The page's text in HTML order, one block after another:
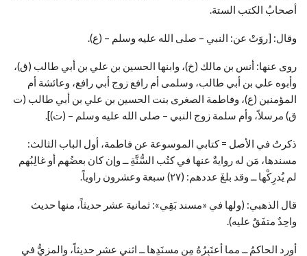
أصحابُ الكتب الستة.
وقال: [روَتْ عن: النبي – صلى الله عليه وسلم – (ع).
روى عنها: أنس بن مالك (خ)، وابنها الحسين بن علي بن أبي طالب (ق)،
وأبوه علي بن أبي طالب، وسلمى أم رافع زوج أبي رافع، وعائشة أم
المؤمنين (ع)، وفاطمة الصغرى بنت الحسين بن علي بن أبي طالب (ت
ق) مرسلاً، وأم سلمة زوج النبي – صلى الله عليه وسلم – (ت)].
ذكرتُ في الأصل = كتابي الموسوعة عن فاطمة، أول الباب الثالث:
مسندها، مَن له روايةٌ عنها في كتُب السُّنَّةِ ــ وإن كان بعضُهم أو غالِبُهم
لم يُدرِكْها ــ وقد بلغَ عددهم: (٢٧) سبعة وعشرون راوياً.
قال الذهبي: (ولها في «مسند بَقِي»: ثمانية عشر حديثاً، منها حديث
واحِدٌ متفَقٌ عليه).
أورد الحاكمُ ــ مما أعتَبِرُهُ مِن مسنَدِها ــ اثني عشر حديثاً، والمزيُّ في